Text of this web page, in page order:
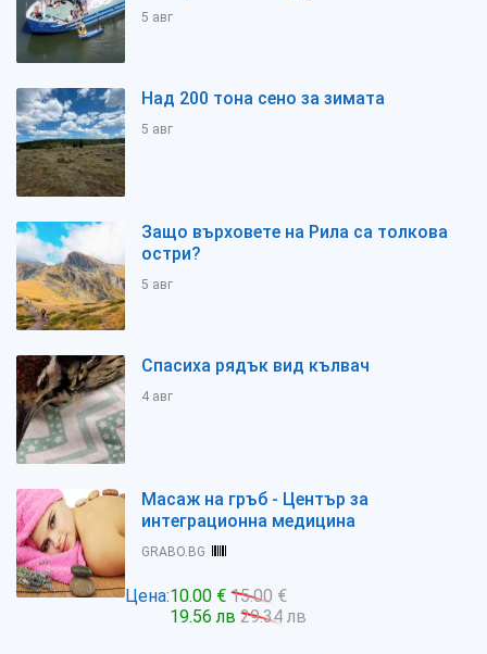
5 авг
Над 200 тона сено за зимата
5 авг
Защо върховете на Рила са толкова
остри?
5 авг
Спасиха рядък вид кълвач
4 авг
Масаж на гръб - Център за
интеграционна медицина
GRABO.BG
Цена:10.00 € 15.00 €
19.56 лв 29.34 лв